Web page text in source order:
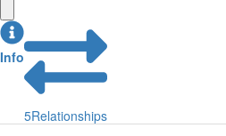
Info
5Relationships